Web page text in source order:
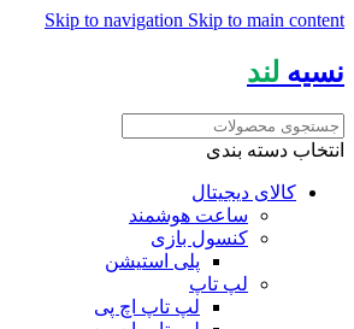
Skip to navigation Skip to main content
نسیه لند
انتخاب دسته بندی
کالای دیجیتال
ساعت هوشمند
کنسول بازی
پلی استیشن
لپ تاپ
لپ تاپ اچ پی